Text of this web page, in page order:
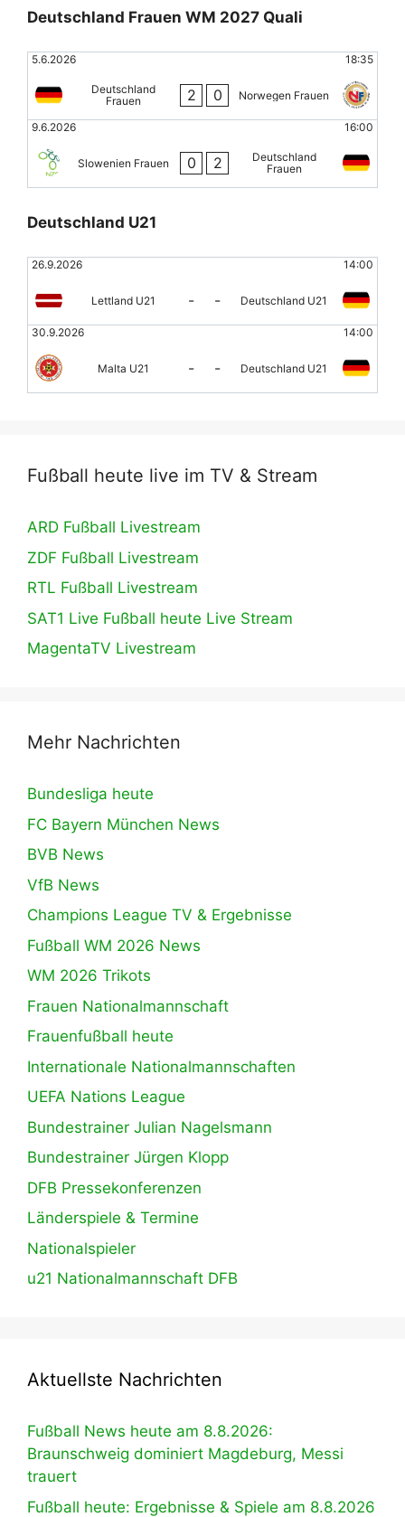
Deutschland Frauen WM 2027 Quali
5.6.2026 18:35
Deutschland
Frauen
2 0 Norwegen Frauen
9.6.2026 16:00
Slowenien Frauen 0 2
Deutschland
Frauen
Deutschland U21
26.9.2026 14:00
Lettland U21 - - Deutschland U21
30.9.2026 14:00
Malta U21 - - Deutschland U21
Fußball heute live im TV & Stream
ARD Fußball Livestream
ZDF Fußball Livestream
RTL Fußball Livestream
SAT1 Live Fußball heute Live Stream
MagentaTV Livestream
Mehr Nachrichten
Bundesliga heute
FC Bayern München News
BVB News
VfB News
Champions League TV & Ergebnisse
Fußball WM 2026 News
WM 2026 Trikots
Frauen Nationalmannschaft
Frauenfußball heute
Internationale Nationalmannschaften
UEFA Nations League
Bundestrainer Julian Nagelsmann
Bundestrainer Jürgen Klopp
DFB Pressekonferenzen
Länderspiele & Termine
Nationalspieler
u21 Nationalmannschaft DFB
Aktuellste Nachrichten
Fußball News heute am 8.8.2026:
Braunschweig dominiert Magdeburg, Messi
trauert
Fußball heute: Ergebnisse & Spiele am 8.8.2026